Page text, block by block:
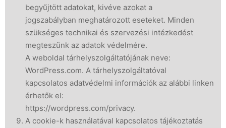
begyűjtött adatokat, kivéve azokat a
jogszabályban meghatározott eseteket. Minden
szükséges technikai és szervezési intézkedést
megteszünk az adatok védelmére.
A weboldal tárhelyszolgáltatójának neve:
WordPress.com. A tárhelyszolgáltatóval
kapcsolatos adatvédelmi információk az alábbi linken
érhetők el:
https://wordpress.com/privacy.
A cookie-k használatával kapcsolatos tájékoztatás